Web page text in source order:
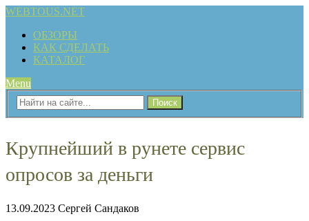
WEBTOUS.NET
ОБЗОРЫ
КАК СДЕЛАТЬ
КАТАЛОГ
Menu
Крупнейший в рунете сервис
опросов за деньги
13.09.2023 Сергей Сандаков